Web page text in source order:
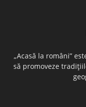
„Acasă la români”
să promoveze